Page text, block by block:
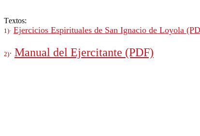
Textos:
1)· Ejercicios Espirituales de San Ignacio de Loyola
2)· Manual del Ejercitante (PDF)